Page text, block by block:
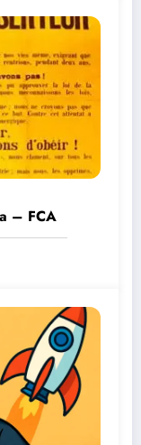
– FCA